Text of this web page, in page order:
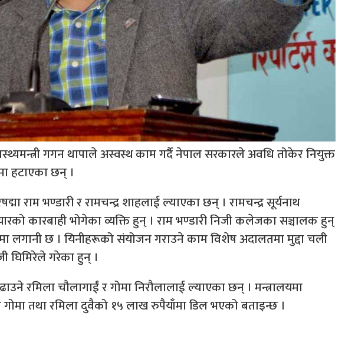
गगन थापाले अस्वस्थ काम गर्दै नेपाल सरकारले अवधि तोकेर नियुक्त
हटाएका छन् ।
राम भण्डारी र रामचन्द्र शाहलाई ल्याएका छन् । रामचन्द्र सूर्यनाथ
कारबाही भोगेका व्यक्ति हुन् । राम भण्डारी निजी कलेजका सञ्चालक हुन्
लगानी छ । यिनीहरूको संयोजन गराउने काम विशेष अदालतमा मुद्दा चली
घिमिरेले गरेका हुन् ।
रमिला चौलागाईं र गोमा निरौलालाई ल्याएका छन् । मन्त्रालयमा
गोमा तथा रमिला दुवैको १५ लाख रुपैयाँमा डिल भएको बताइन्छ ।